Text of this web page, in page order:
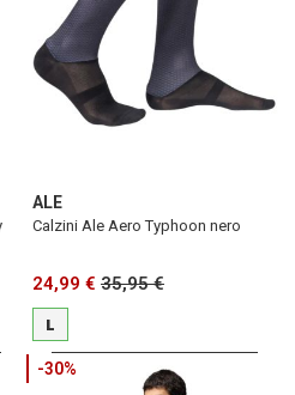
ALE
Calzini Ale Aero Typhoon nero
24,99 € 35,95 €
L
-30%